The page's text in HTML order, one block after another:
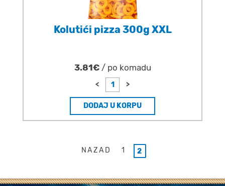
Kolutići pizza 300g XXL
3.81€ / po komadu
< >
DODAJ U KORPU
NAZAD 1 2